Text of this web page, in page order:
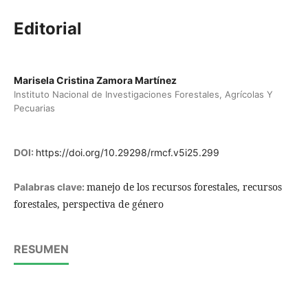
Editorial
Marisela Cristina Zamora Martínez
Instituto Nacional de Investigaciones Forestales, Agrícolas Y
Pecuarias
DOI: https://doi.org/10.29298/rmcf.v5i25.299
Palabras clave: manejo de los recursos forestales, recursos
forestales, perspectiva de género
RESUMEN